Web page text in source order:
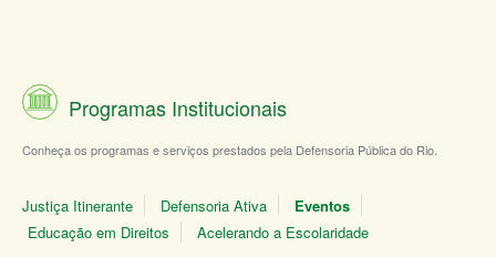
Programas Institucionais
Conheça os programas e serviços prestados pela Defensoria Pública do Rio.
Justiça Itinerante Defensoria Ativa
Eventos
Educação em Direitos
Acelerando a Escolaridade